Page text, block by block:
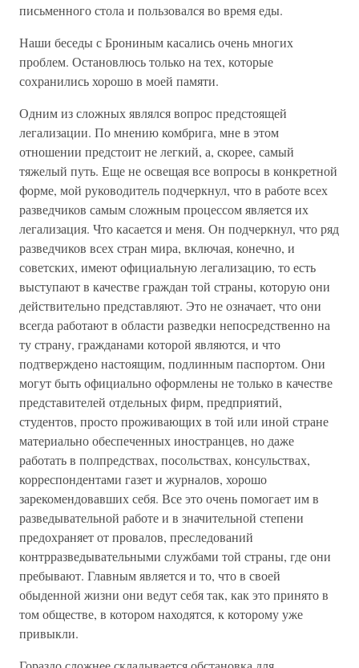
письменного стола и пользовался во время еды.
Наши беседы с Брониным касались очень многих
проблем. Остановлюсь только на тех, которые
сохранились хорошо в моей памяти.
Одним из сложных являлся вопрос предстоящей
легализации. По мнению комбрига, мне в этом
отношении предстоит не легкий, а, скорее, самый
тяжелый путь. Еще не освещая все вопросы в конкретной
форме, мой руководитель подчеркнул, что в работе всех
разведчиков самым сложным процессом является их
легализация. Что касается и меня. Он подчеркнул, что ряд
разведчиков всех стран мира, включая, конечно, и
советских, имеют официальную легализацию, то есть
выступают в качестве граждан той страны, которую они
действительно представляют. Это не означает, что они
всегда работают в области разведки непосредственно на
ту страну, гражданами которой являются, и что
подтверждено настоящим, подлинным паспортом. Они
могут быть официально оформлены не только в качестве
представителей отдельных фирм, предприятий,
студентов, просто проживающих в той или иной стране
материально обеспеченных иностранцев, но даже
работать в полпредствах, посольствах, консульствах,
корреспондентами газет и журналов, хорошо
зарекомендовавших себя. Все это очень помогает им в
разведывательной работе и в значительной степени
предохраняет от провалов, преследований
контрразведывательными службами той страны, где они
пребывают. Главным является и то, что в своей
обыденной жизни они ведут себя так, как это принято в
том обществе, в котором находятся, к которому уже
привыкли.